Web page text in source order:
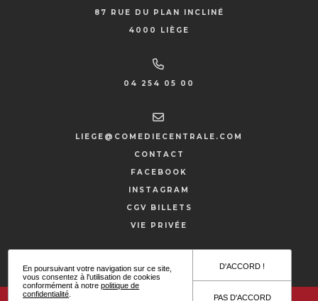
87 RUE DU PLAN INCLINÉ
4000 LIÈGE
04 254 05 00
LIEGE@COMEDIECENTRALE.COM
CONTACT
FACEBOOK
INSTAGRAM
CGV BILLETS
VIE PRIVÉE
En poursuivant votre navigation sur ce site,
vous consentez à l'utilisation de cookies
conformément à notrepolitique de
confidentialité
D'ACCORD !
PAS D'ACCORD